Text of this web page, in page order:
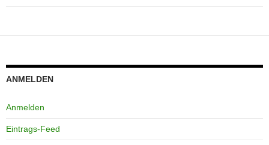
ANMELDEN
Anmelden
Eintrags-Feed